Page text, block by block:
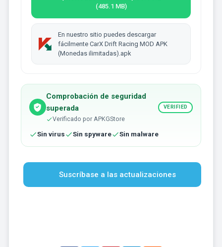
(485.1 MB)
En nuestro sitio puedes descargar
fácilmente CarX Drift Racing MOD APK
(Monedas ilimitadas).apk
Comprobación de seguridad
superada
Verificado por APKGStore
VERIFIED
Sin virus Sin spyware Sin malware
Suscríbase a las actualizaciones